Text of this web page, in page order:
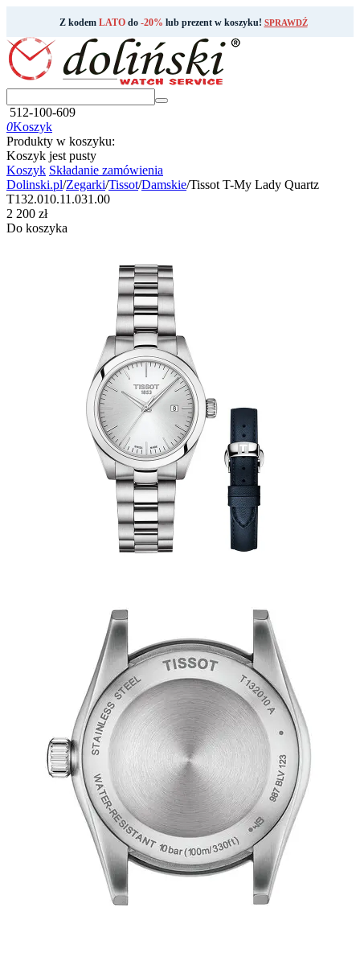
Z kodem LATOdo -20% lub prezent w koszyku! SPRAWDŹ
512-100-609
0Koszyk
Produkty w koszyku:
Koszyk jest pusty
Koszyk Składanie zamówienia
Dolinski.pl/Zegarki/Tissot/Damskie/Tissot T-My Lady Quartz
T132.010.11.031.00
‍2 200‍ zł
Do koszyka